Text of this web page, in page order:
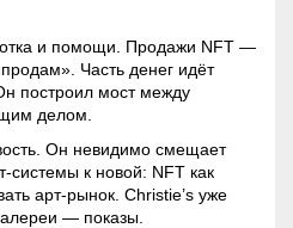
и помощи. Продажи NFT —
Часть денег идёт
построил мост между
делом.
Он невидимо смещает
системы к новой: NFT как
арт-рынок. Christie’s уже
— показы.